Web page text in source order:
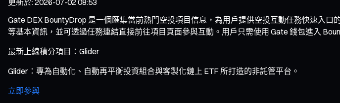
Gate DEX BountyDrop 是一個匯集當前熱門空投項目信息，為用戶提供空投互動任務快速入
等基本資訊，並可透過任務連結直接前往項目頁面參與互動。用戶只需使用 Gate 錢包進入
最新上線積分項目：Glider
Glider：專為自動化、自動再平衡投資組合與客製化鏈上 ETF 所打造的非託管平台。
立即參與